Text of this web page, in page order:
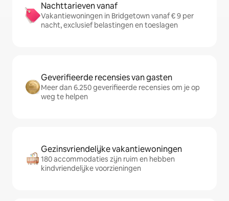
Nachttarieven vanaf
Vakantiewoningen in Bridgetown vanaf € 9 per
nacht, exclusief belastingen en toeslagen
Geverifieerde recensies van gasten
Meer dan 6.250 geverifieerde recensies om je op
weg te helpen
Gezinsvriendelijke vakantiewoningen
180 accommodaties zijn ruim en hebben
kindvriendelijke voorzieningen